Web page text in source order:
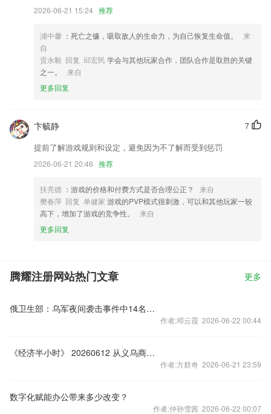
2026-06-21 15:24 推荐
浦中馨 ：死亡之镰，吸取敌人的生命力，为自己恢复生命值。
来
自
贡永毅 回复 邱宏民 学会与其他玩家合作，团队合作是取胜的关键
之一。
来自
更多回复
7
卞毓静
提前了解游戏规则和设定，避免因为不了解而受到惩罚
2026-06-21 20:46 推荐
扶亮德 ：游戏的价格和付费方式是否合理公正？
来自
樊春萍 回复 单健家 游戏的PVP模式很刺激，可以和其他玩家一较
高下，增加了游戏的竞争性。
来自
更多回复
腾耀注册网站热门文章 更多
俄卫生部：乌军夜间袭击事件中14名伤者已在克里米亚住院治疗
作者:邓云霞 2026-06-22 00:44
《经济半小时》 20260612 从义乌商圈看中国活力
作者:方群奇 2026-06-21 23:59
数字化赋能办公带来多少改变？
作者:仲孙雪茜 2026-06-22 00:07